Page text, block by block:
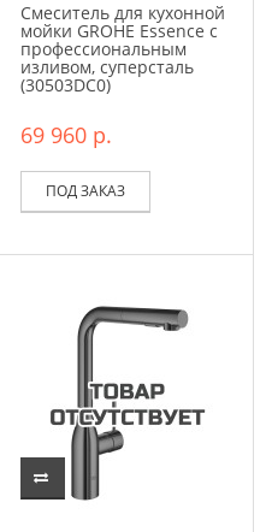
Смеситель для кухонной
мойки GROHE Essence c
профессиональным
изливом, суперсталь
(30503DC0)
69 960 р.
ПОД ЗАКАЗ